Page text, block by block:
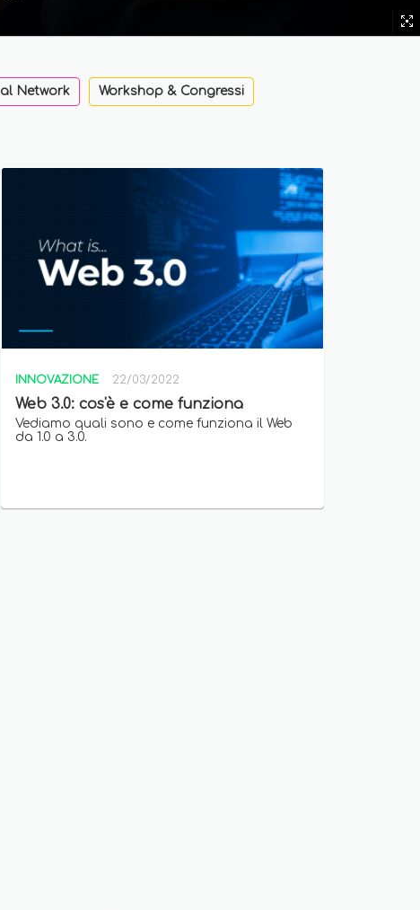
Network Workshop & Congressi
INNOVAZIONE 22/03/2022
Web 3.0: cos'è e come funziona
Vediamo quali sono e come funziona il Web
da 1.0 a 3.0.